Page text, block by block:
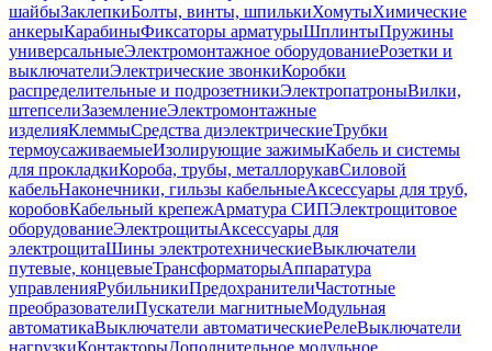
шайбыЗаклепкиБолты, винты, шпилькиХомутыХимические
анкерыКарабиныФиксаторы арматурыШплинтыПружины
универсальныеЭлектромонтажное оборудованиеРозетки и
выключателиЭлектрические звонкиКоробки
распределительные и подрозетникиЭлектропатроныВилки,
штепселиЗаземлениеЭлектромонтажные
изделияКлеммыСредства диэлектрическиеТрубки
термоусаживаемыеИзолирующие зажимыКабель и системы
для прокладкиКороба, трубы, металлорукавСиловой
кабельНаконечники, гильзы кабельныеАксессуары для труб,
коробовКабельный крепежАрматура СИПЭлектрощитовое
оборудованиеЭлектрощитыАксессуары для
электрощитаШины электротехническиеВыключатели
путевые, концевыеТрансформаторыАппаратура
управленияРубильникиПредохранителиЧастотные
преобразователиПускатели магнитныеМодульная
автоматикаВыключатели автоматическиеРелеВыключатели
нагрузкиКонтакторыДополнительное модульное